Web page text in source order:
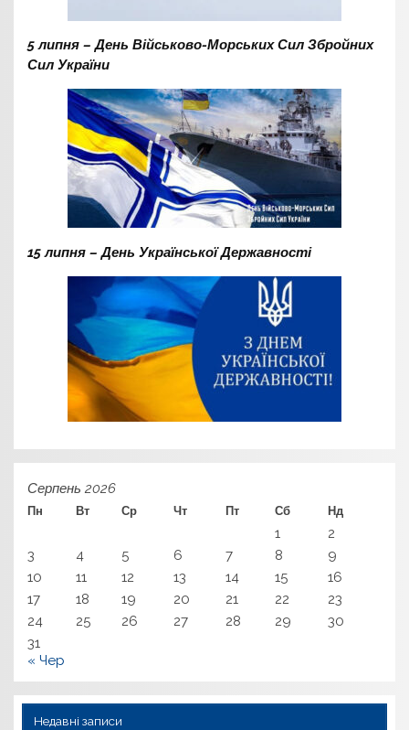
5 липня – День Військово-Морських Сил Збройних
Сил України
15 липня – День Української Державності
Серпень 2026
Пн Вт Ср Чт Пт Сб Нд
1
2
3
4 5 6 7 8
9
10
11 12 13 14 15
16
17
18 19 20 21 22
23
24
25 26 27 28 29
30
31
« Чер
Недавні записи